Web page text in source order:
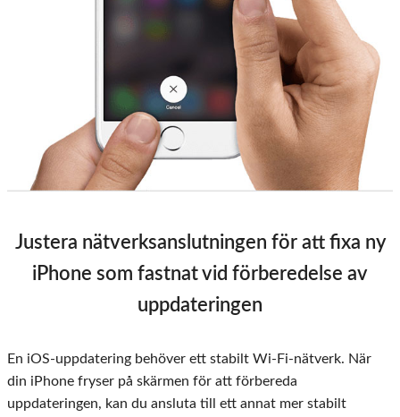
Justera nätverksanslutningen för att fixa ny
iPhone som fastnat vid förberedelse av
uppdateringen
En iOS-uppdatering behöver ett stabilt Wi-Fi-nätverk. När
din iPhone fryser på skärmen för att förbereda
uppdateringen, kan du ansluta till ett annat mer stabilt